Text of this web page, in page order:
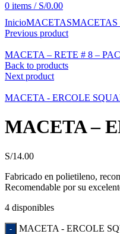
0 items / S/0.00
Click to enlarge
InicioMACETASMACETAS
Previous product
MACETA – RETE # 8 –
Back to products
Next product
MACETA - ERCOLE
MACETA –
S/14.00
Fabricado en polietileno,
Recomendable por su
4 disponibles
MACETA - ERCOLE